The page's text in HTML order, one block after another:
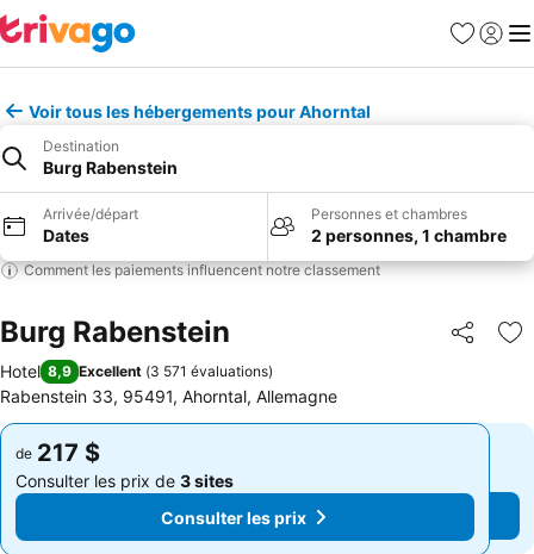
Favoris
Se
Voir tous les hébergements pour Ahorntal
Destination
Burg Rabenstein
Arrivée/départ
Dates
Personnes et chambres
2 personnes, 1 chambre
Comment les paiements influencent notre classement
Burg Rabenstein Partager
Hotel 8,9 Excellent (3 571 évaluations)
Rabenstein 33, 95491, Ahorntal, Allemagne
de 217 $
Consulter les prix de 3 sites
Consulter les prix
de 217 $
Consulter les prix de 3 sites
Consulter les prix